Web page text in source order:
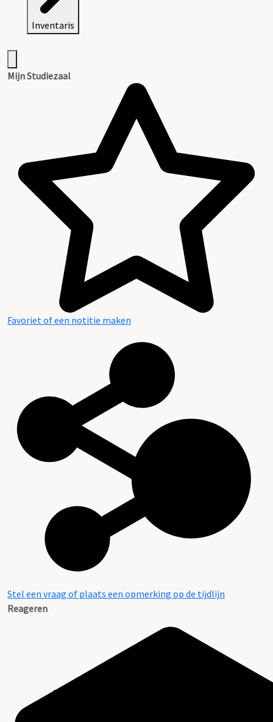
Inventaris
Mijn Studiezaal
Favoriet of een notitie maken
Stel een vraag of plaats een opmerking op de tijdlijn
Reageren